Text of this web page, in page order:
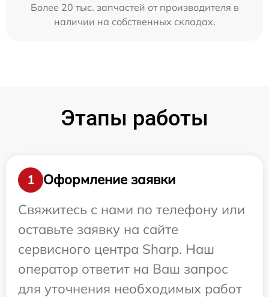
Более 20 тыс. запчастей от производителя в
наличии на собственных складах.
Этапы работы
1
Оформление заявки
Свяжитесь с нами по телефону или
оставьте заявку на сайте
сервисного центра Sharp. Наш
оператор ответит на Ваш запрос
для уточнения необходимых работ